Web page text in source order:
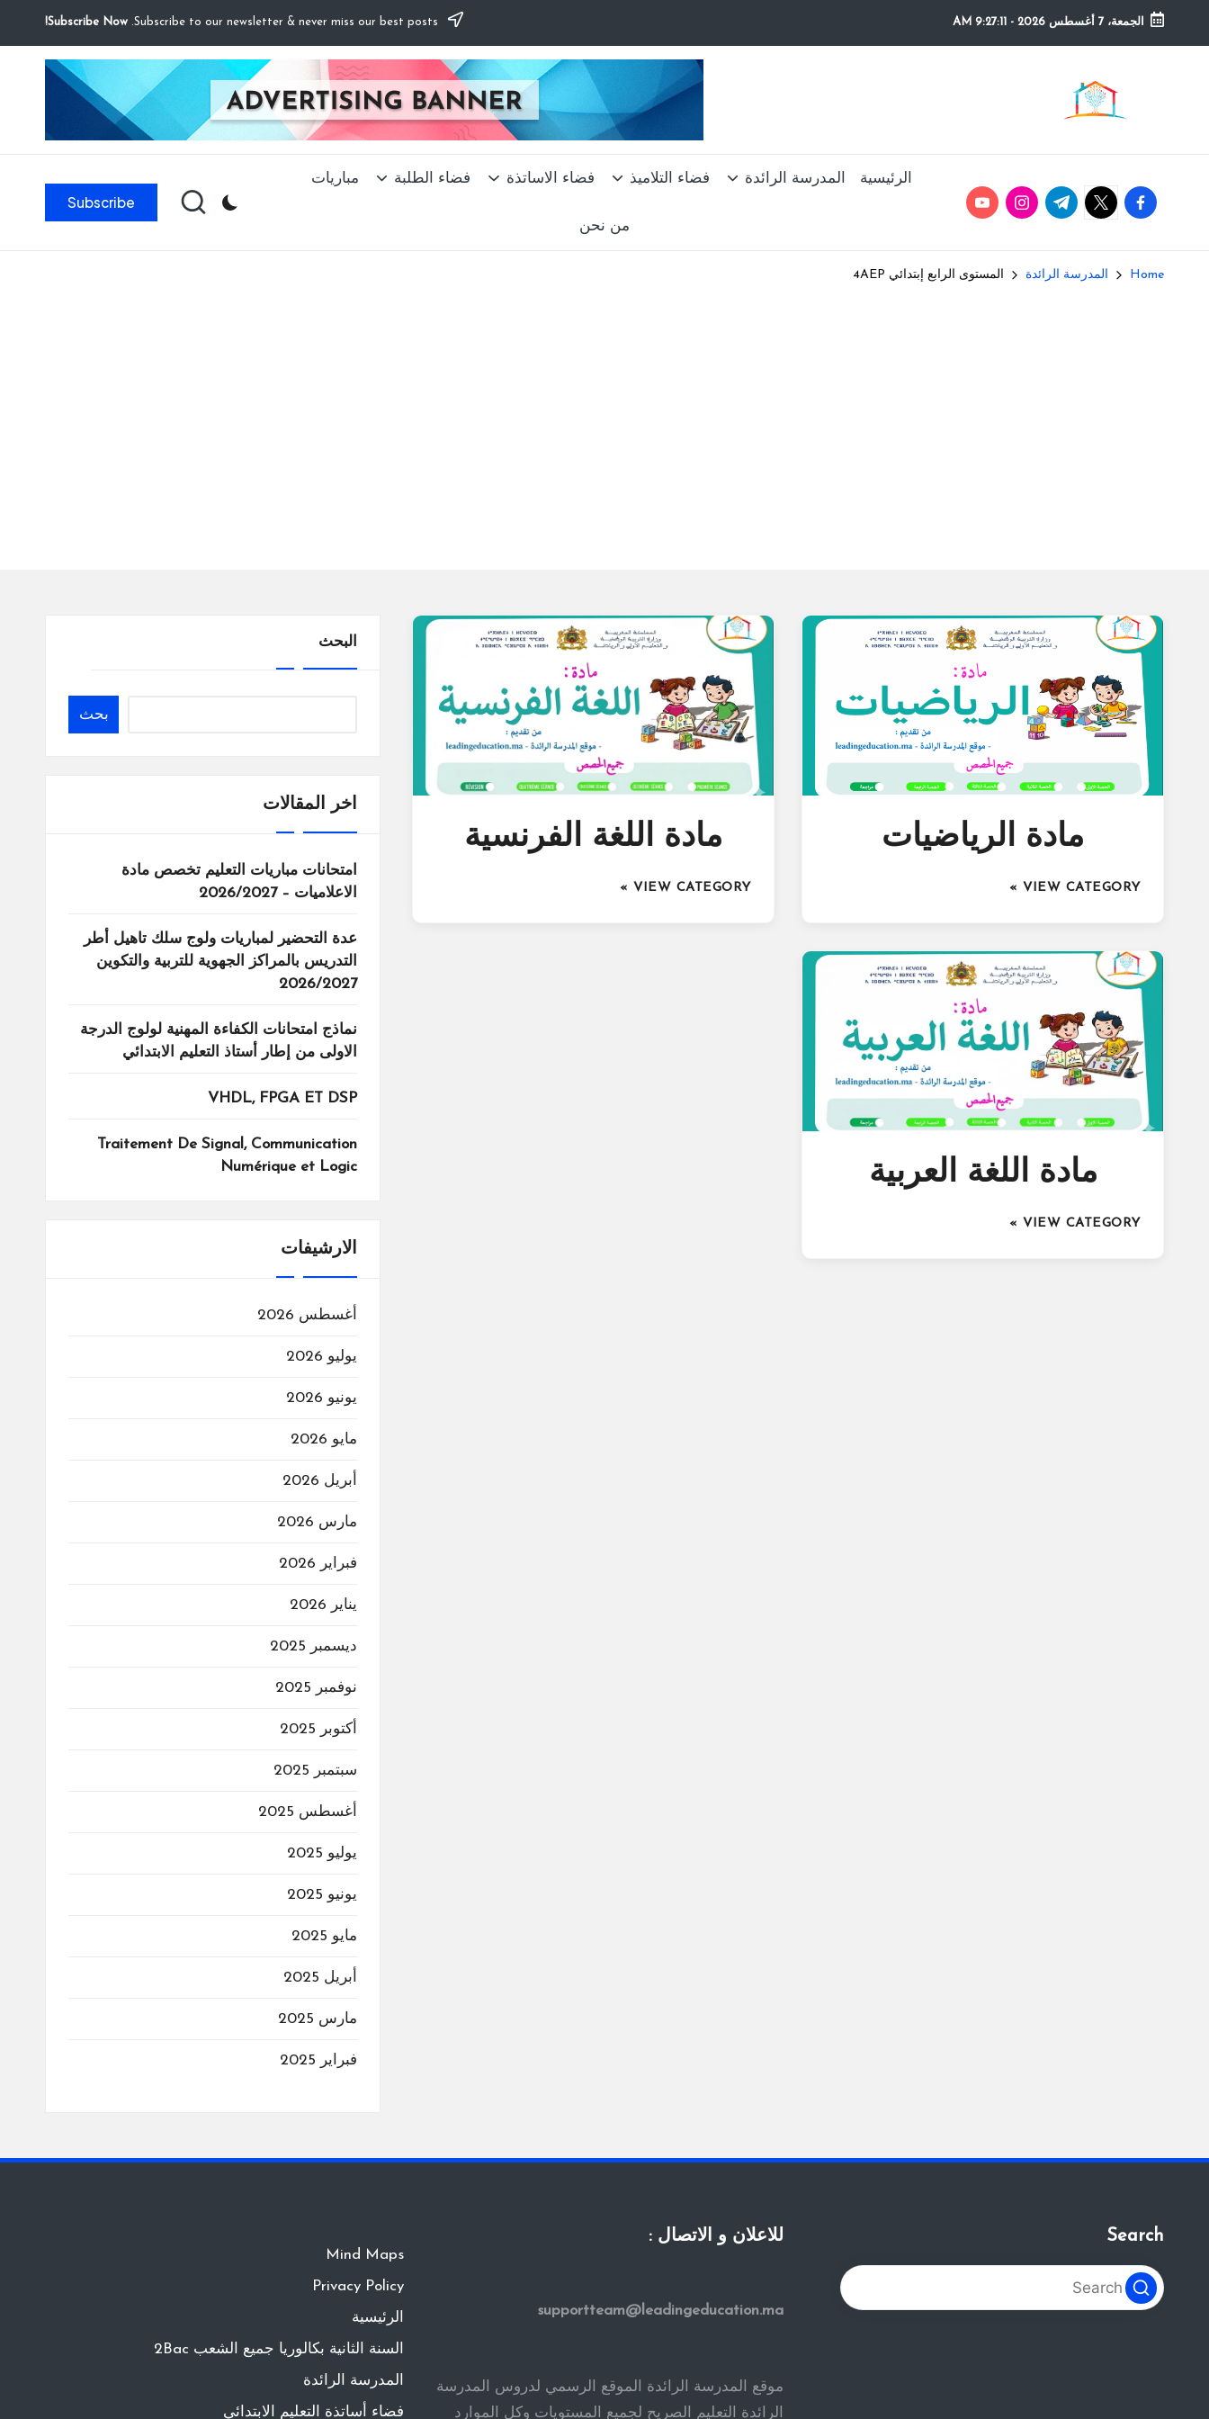
Skip
الجمعة، 7 أغسطس 2026 -
9:27:11 AM
Subscribe Now!
م
ع
ة
التعليم
الصريح
facebook.com
twitter.com
t.me
instagram.com
youtube.com
الرئيسية المدرسة الرائدة فضاء التلاميذ فضاء الاساتذة فضاء الطلبة مباريات
من نحن
Subscribe
Home المدرسة الرائدة المستوى الرابع إبتدائي 4AEP
مادة الرياضيات
VIEW CATEGORY »
مادة اللغة الفرنسية
VIEW CATEGORY »
مادة اللغة العربية
VIEW CATEGORY »
البحث
بحث
اخر المقالات
امتحانات مباريات التعليم تخصص مادة
الاعلاميات – 2026/2027
عدة التحضير لمباريات ولوج سلك تاهيل أطر
التدريس بالمراكز الجهوية للتربية والتكوين
2026/2027
نماذج امتحانات الكفاءة المهنية لولوج الدرجة
الاولى من إطار أستاذ التعليم الابتدائي
VHDL, FPGA ET DSP
Traitement De Signal, Communication
Numérique et Logic
الارشيفات
أغسطس 2026
يوليو 2026
يونيو 2026
مايو 2026
أبريل 2026
مارس 2026
فبراير 2026
يناير 2026
ديسمبر 2025
نوفمبر 2025
أكتوبر 2025
سبتمبر 2025
أغسطس 2025
يوليو 2025
يونيو 2025
مايو 2025
أبريل 2025
مارس 2025
فبراير 2025
Search للاعلان و الاتصال :
supportteam@leadingeducation.ma
موقع المدرسة الرائدة الموقع الرسمي لدروس المدرسة
الرائدة التعليم الصريح لجميع المستويات وكل الموارد
Mind Maps
Privacy Policy
الرئيسية
السنة الثانية بكالوريا جميع الشعب 2Bac
المدرسة الرائدة
فضاء أساتذة التعليم الابتدائي